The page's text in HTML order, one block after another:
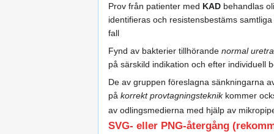
Prov från patienter med KAD behandlas
identifieras och resistensbestäms
fall
Fynd av bakterier tillhörande normal
på särskild indikation och efter individuell
De av gruppen föreslagna sänkningarna
på korrekt provtagningsteknikkommer
av odlingsmedierna med hjälp av
SVG- eller PNG-återgång